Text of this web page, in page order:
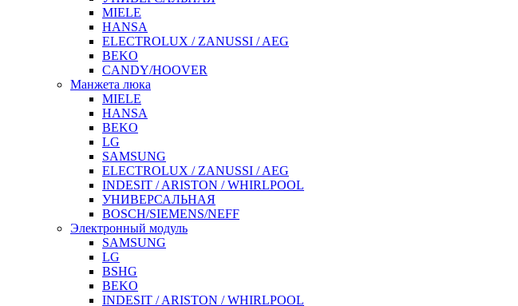
MIELE
HANSA
ELECTROLUX / ZANUSSI / AEG
BEKO
CANDY/HOOVER
Манжета люка
MIELE
HANSA
BEKO
LG
SAMSUNG
ELECTROLUX / ZANUSSI / AEG
INDESIT / ARISTON / WHIRLPOOL
УНИВЕРСАЛЬНАЯ
BOSCH/SIEMENS/NEFF
Электронный модуль
SAMSUNG
LG
BSHG
BEKO
INDESIT / ARISTON / WHIRLPOOL